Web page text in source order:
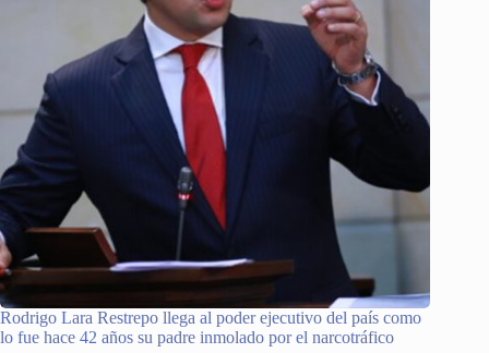
Rodrigo Lara Restrepo llega al poder ejecutivo del país como
lo fue hace 42 años su padre inmolado por el narcotráfico